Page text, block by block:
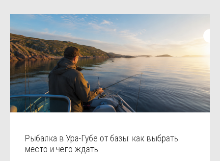
Рыбалка в Ура-Губе от базы: как выбрать
место и чего ждать